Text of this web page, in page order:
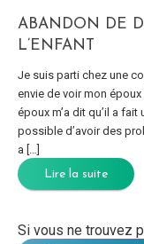
ABANDON DE
L’ENFANT
Je suis parti chez une
envie de voir mon
époux m’a dit qu’il a
possible d’avoir des
a […]
Lire la suite
Si vous ne trouvez